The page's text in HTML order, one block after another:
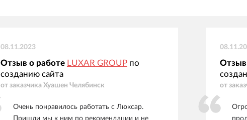
08.11.2023
Отзыв о работе LUXAR GROUPпо
созданию сайта
от заказчика Хуашен Челябинск
Очень понравилось работать с Люксар.
Пришли мы к ним по рекомендации и не
Отзыв
от